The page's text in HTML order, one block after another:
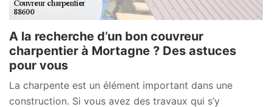
A la recherche d’un bon couvreur
charpentier à Mortagne ? Des astuces
pour vous
La charpente est un élément important dans une
construction. Si vous avez des travaux qui s’y